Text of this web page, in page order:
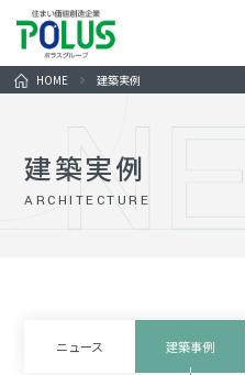
HOME 建築実例
建築実例
ARCHITECTURE
ニュース 建築事例